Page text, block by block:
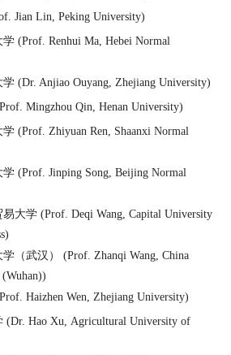
Jian Lin, Peking University)
(Prof. Renhui Ma, Hebei Normal
(Dr. Anjiao Ouyang, Zhejiang University)
Mingzhou Qin, Henan University)
(Prof. Zhiyuan Ren, Shaanxi Normal
(Prof. Jinping Song, Beijing Normal
大学 (Prof. Deqi Wang, Capital University
（武汉） (Prof. Zhanqi Wang, China
Haizhen Wen, Zhejiang University)
(Dr. Hao Xu, Agricultural University of